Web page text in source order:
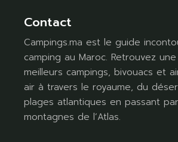
Contact
Campings.ma est le guide
camping au Maroc. Retrouvez
meilleurs campings, bivouacs et
air à travers le royaume, du
plages atlantiques en passant
montagnes de l’Atlas.